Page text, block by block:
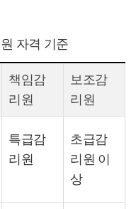
자격 기준
책임감
리원
보조감
리원
특급감
리원
초급감
리원 이
상